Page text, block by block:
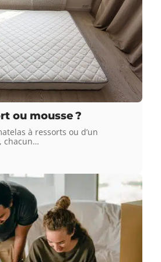
ou mousse ?
à ressorts ou d’un
chacun…